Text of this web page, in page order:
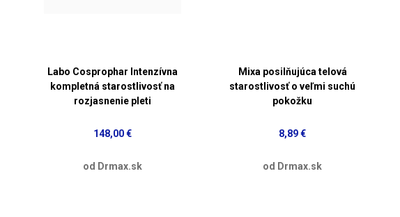
Labo Cosprophar Intenzívna
kompletná starostlivosť na
rozjasnenie pleti
148,00 €
od Drmax.sk
Mixa posilňujúca telová
starostlivosť o veľmi suchú
pokožku
8,89 €
od Drmax.sk